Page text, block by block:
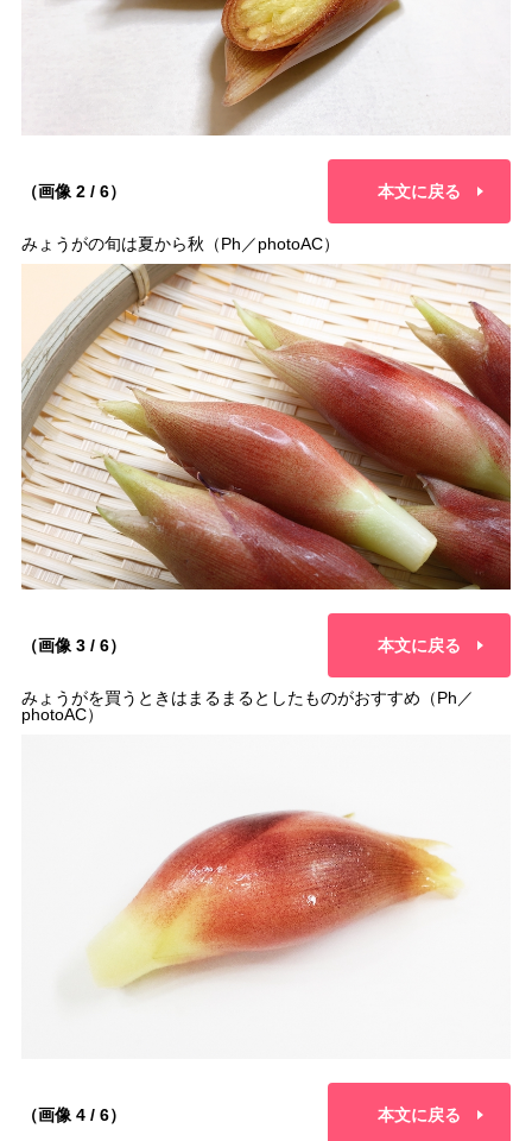
（画像 2 / 6） 本文に戻る
みょうがの旬は夏から秋（Ph／photoAC）
（画像 3 / 6） 本文に戻る
みょうがを買うときはまるまるとしたものがおすすめ（Ph／
photoAC）
（画像 4 / 6） 本文に戻る